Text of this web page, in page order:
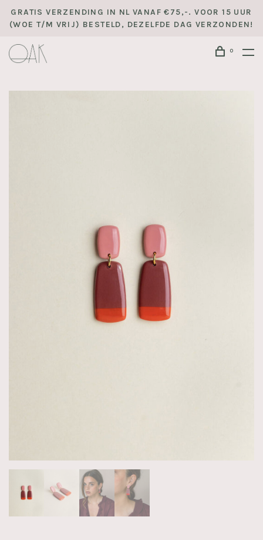
GRATIS VERZENDING IN NL VANAF €75,-. VOOR 15 UUR
(WOE T/M VRIJ) BESTELD, DEZELFDE DAG VERZONDEN!
0